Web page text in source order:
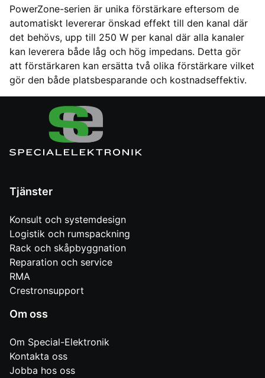
PowerZone-serien är unika förstärkare eftersom de
automatiskt levererar önskad effekt till den kanal där
det behövs, upp till 250 W per kanal där alla kanaler
kan leverera både låg och hög impedans. Detta gör
att förstärkaren kan ersätta två olika förstärkare vilket
gör den både platsbesparande och kostnadseffektiv.
Tjänster
Konsult och systemdesign
Logistik och rumspackning
Rack och skåpbyggnation
Reparation och service
RMA
Crestronsupport
Om oss
Om Special-Elektronik
Kontakta oss
Jobba hos oss